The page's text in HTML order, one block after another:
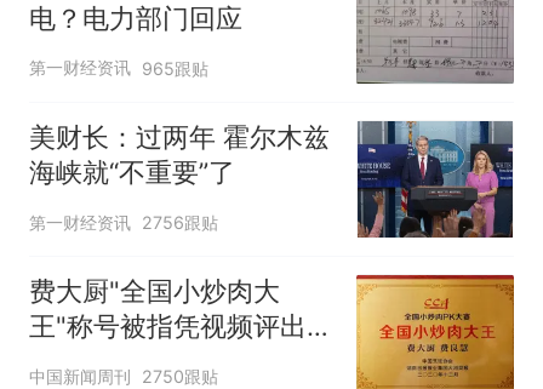
电？电力部门回应
第一财经资讯 965跟贴
美财长：过两年 霍尔木兹
海峡就“不重要”了
第一财经资讯 2756跟贴
费大厨"全国小炒肉大
王"称号被指凭视频评出
官方回应
中国新闻周刊 2750跟贴